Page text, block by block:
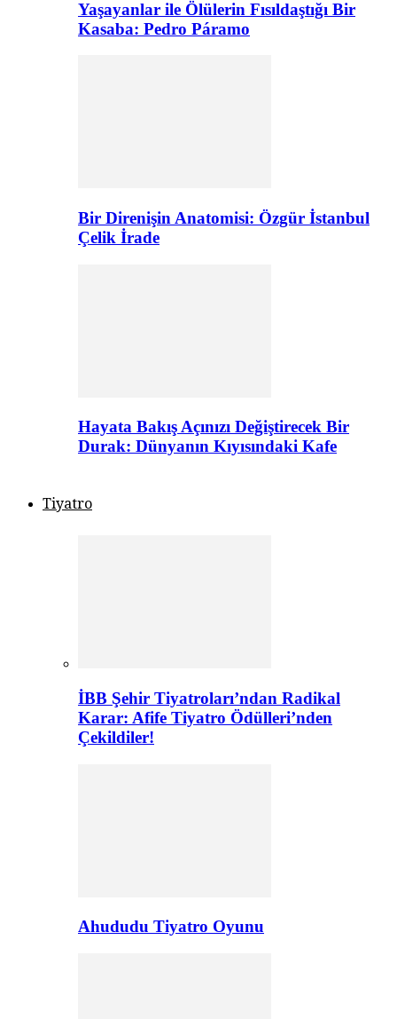
Yaşayanlar ile Ölülerin Fısıldaştığı Bir
Kasaba: Pedro Páramo
Bir Direnişin Anatomisi: Özgür İstanbul
Çelik İrade
Hayata Bakış Açınızı Değiştirecek Bir
Durak: Dünyanın Kıyısındaki Kafe
Tiyatro
İBB Şehir Tiyatroları’ndan Radikal
Karar: Afife Tiyatro Ödülleri’nden
Çekildiler!
Ahududu Tiyatro Oyunu